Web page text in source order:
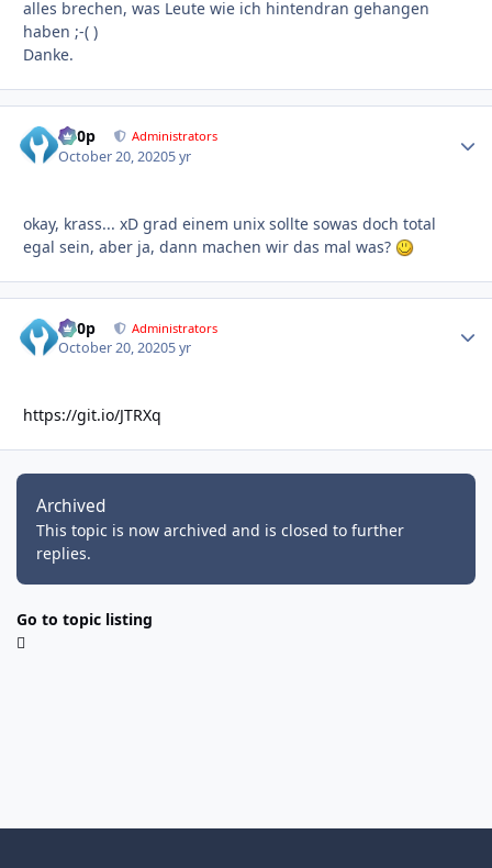
alles brechen, was Leute wie ich hintendran gehangen
haben ;-( )
Danke.
d00p Administrators
October 20, 20205 yr
okay, krass... xD grad einem unix sollte sowas doch total
egal sein, aber ja, dann machen wir das mal was?
d00p Administrators
October 20, 20205 yr
https://git.io/JTRXq
Archived
This topic is now archived and is closed to further
replies.
Go to topic listing